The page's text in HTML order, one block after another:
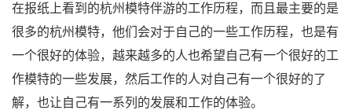
在报纸上看到的杭州模特伴游的工作历程，而且最主要的是
很多的杭州模特，他们会对于自己的一些工作历程，也是有
一个很好的体验，越来越多的人也希望自己有一个很好的工
作模特的一些发展，然后工作的人对自己有一个很好的了
解，也让自己有一系列的发展和工作的体验。